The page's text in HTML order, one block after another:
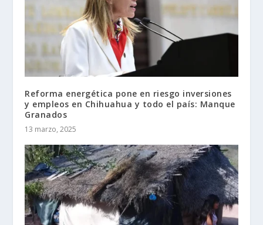
Reforma energética pone en riesgo inversiones
y empleos en Chihuahua y todo el país: Manque
Granados
13 marzo, 2025